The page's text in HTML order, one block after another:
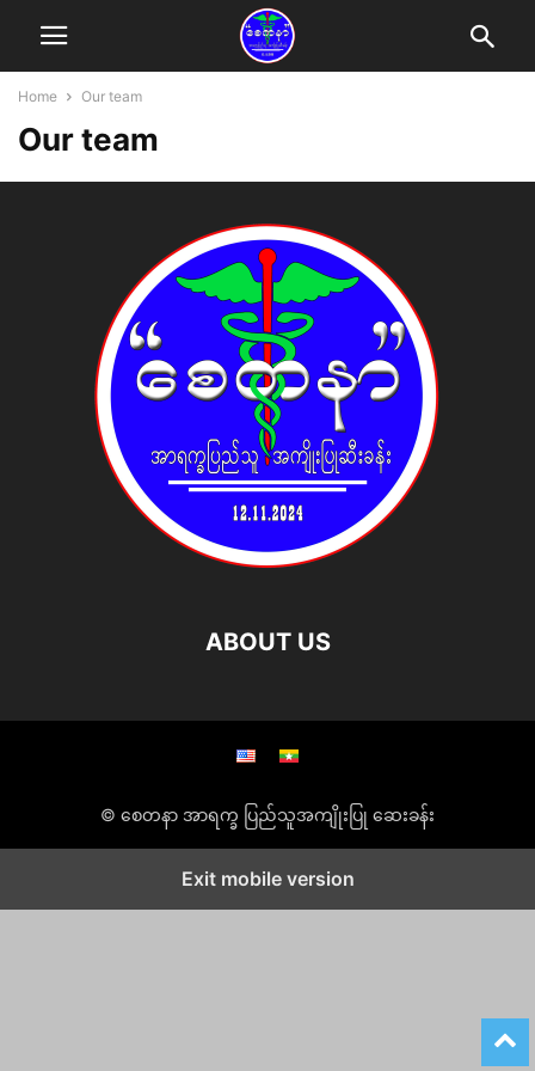
Home Our team
Our team
ABOUT US
© စေတနာ အာရက္ခ ပြည်သူအကျိုးပြု ဆေးခန်း
Exit mobile version